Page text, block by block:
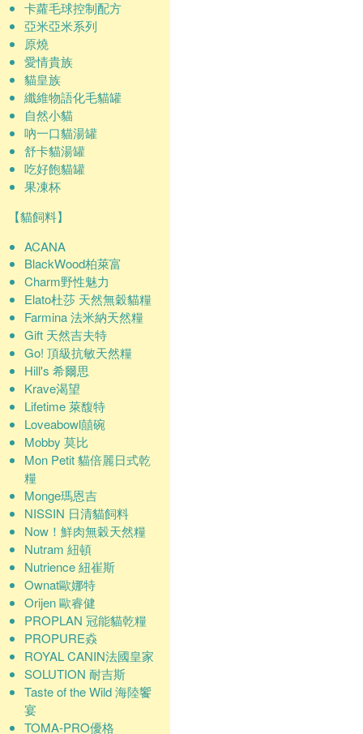
卡蘿毛球控制配方
亞米亞米系列
原燒
愛情貴族
貓皇族
纖維物語化毛貓罐
自然小貓
吶一口貓湯罐
舒卡貓湯罐
吃好飽貓罐
果凍杯
【貓飼料】
ACANA
BlackWood柏萊富
Charm野性魅力
Elato杜莎 天然無穀貓糧
Farmina 法米納天然糧
Gift 天然吉夫特
Go! 頂級抗敏天然糧
Hill's 希爾思
Krave渴望
Lifetime 萊馥特
Loveabowl囍碗
Mobby 莫比
Mon Petit 貓倍麗日式乾
糧
Monge瑪恩吉
NISSIN 日清貓飼料
Now！鮮肉無穀天然糧
Nutram 紐頓
Nutrience 紐崔斯
Ownat歐娜特
Orijen 歐睿健
PROPLAN 冠能貓乾糧
PROPURE猋
ROYAL CANIN法國皇家
SOLUTION 耐吉斯
Taste of the Wild 海陸饗
宴
TOMA-PRO優格